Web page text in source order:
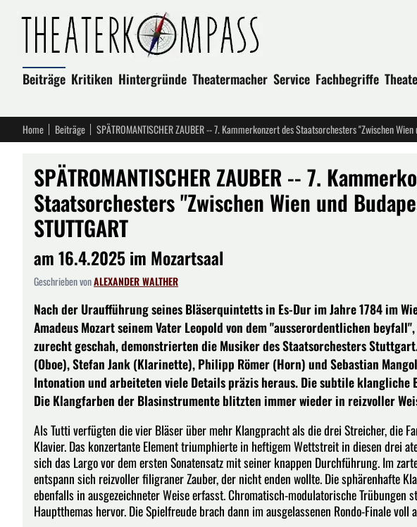
Beiträge Kritiken Hintergründe Theatermacher Service Fachbegriffe
Home Beiträge
SPÄTROMANTISCHER ZAUBER -- 7.
Staatsorchesters "Zwischen Wien und
STUTTGART
am 16.4.2025 im Mozartsaal
Geschrieben vonALEXANDER WALTHER
Nach der Uraufführung seines Bläserquintetts in Es-Dur im Jahre 1784 im
Amadeus Mozart seinem Vater Leopold von dem "ausserordentlichen
zurecht geschah, demonstrierten die Musiker des Staatsorchesters
(Oboe), Stefan Jank (Klarinette), Philipp Römer (Horn) und Sebastian
Intonation und arbeiteten viele Details präzis heraus. Die subtile
Die Klangfarben der Blasinstrumente blitzten immer wieder in reizvoller
Als Tutti verfügten die vier Bläser über mehr Klangpracht als die drei Streicher, die
Klavier. Das konzertante Element triumphierte in heftigem Wettstreit in diesen drei
sich das Largo vor dem ersten Sonatensatz mit seiner knappen Durchführung. Im
entspann sich reizvoller filigraner Zauber, der nicht enden wollte. Die sphärenhafte
ebenfalls in ausgezeichneter Weise erfasst. Chromatisch-modulatorische Trübungen
Hauptthemas hervor. Die Spielfreude brach dann im ausgelassenen Rondo-Finale voll